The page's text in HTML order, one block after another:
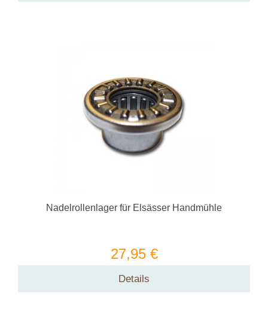
Nadelrollenlager für Elsässer Handmühle
27,95 €
Details